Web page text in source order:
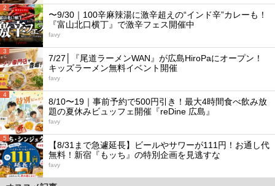
2
〜9/30｜100辛麻辣湯に激辛超えの“インド辛”カレーも！
『富山北口横丁』で激辛フェス開催中
favy
3
7/27│『尾道ラーメンWAN』が広島HiroPaにオープン！
キッズラーメン無料イベント開催
favy
4
8/10〜19｜事前予約で500円引き！最大4時間食べ飲み放
題の夏休みビュッフェ開催『reDine 広島』
favy
5
【8/31まで急遽延長】ビールやサワーが111円！お通し代
無料！新宿『もッち』の特別企画を見逃すな
favy